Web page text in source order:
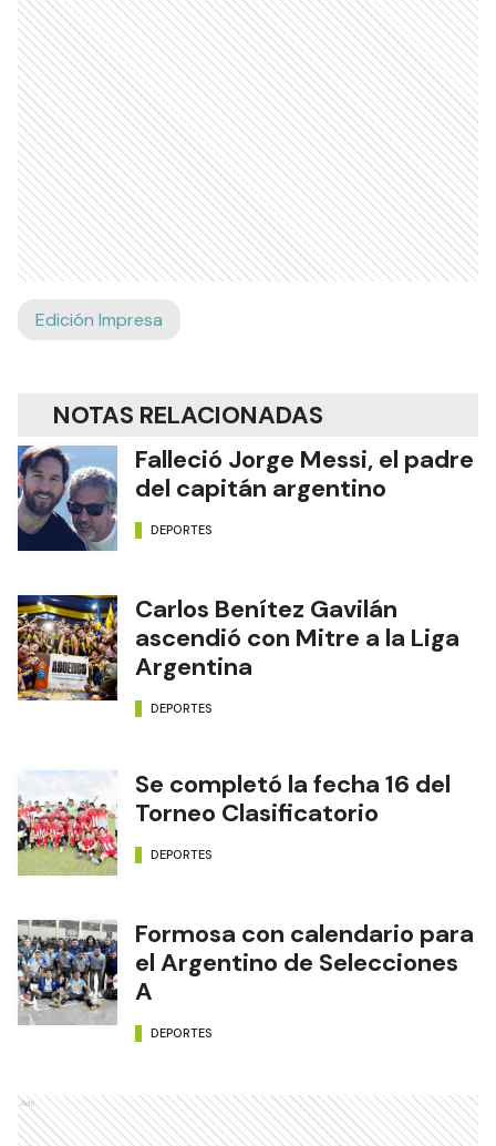
Edición Impresa
NOTAS RELACIONADAS
Falleció Jorge Messi, el padre
del capitán argentino
DEPORTES
Carlos Benítez Gavilán
ascendió con Mitre a la Liga
Argentina
DEPORTES
Se completó la fecha 16 del
Torneo Clasificatorio
DEPORTES
Formosa con calendario para
el Argentino de Selecciones
A
DEPORTES
Ads